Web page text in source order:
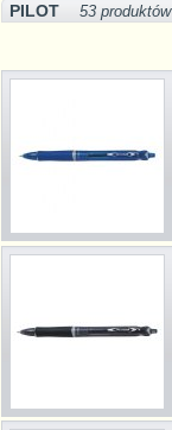
PILOT 53 produktów